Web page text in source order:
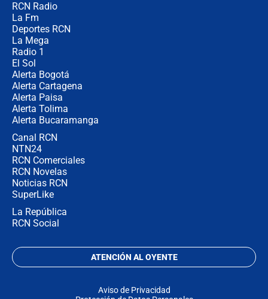
RCN Radio
La Fm
Deportes RCN
La Mega
Radio 1
El Sol
Alerta Bogotá
Alerta Cartagena
Alerta Paisa
Alerta Tolima
Alerta Bucaramanga
Canal RCN
NTN24
RCN Comerciales
RCN Novelas
Noticias RCN
SuperLike
La República
RCN Social
ATENCIÓN AL OYENTE
Aviso de Privacidad